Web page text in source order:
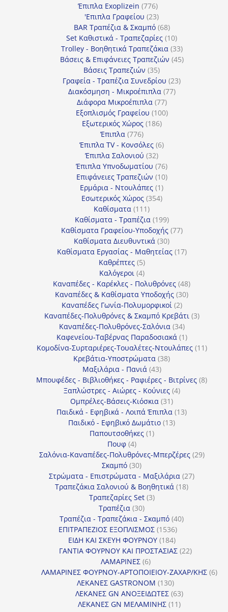
προϊόντα
Έπιπλα Exoplizein 776776
προϊόντα
'Επιπλα Γραφείου 2323
προϊόντα
BAR Τραπέζια & Σκαμπό 6868
προϊόντα
Set Καθιστικά - Τραπεζαρίες 1010
προϊόντα
Trolley - Βοηθητικά Τραπεζάκια 3333
προϊόντα
Βάσεις & Επιφάνειες Τραπεζιών 4545
Βάσεις Τραπεζιών 3535
προϊόντα
Γραφεία - Τραπέζια Συνεδρίου 2323
Διακόσμηση - Μικροέπιπλα 7777
Διάφορα Μικροέπιπλα 7777
προϊόντα
Εξοπλισμός Γραφείου 100100
Εξωτερικός Χώρος 186186
Έπιπλα 776776
προϊόντα
Έπιπλα TV - Κονσόλες 66
Έπιπλα Σαλονιού 3232
προϊόντα
Έπιπλα Υπνοδωματίου 7676
προϊόντα
Επιφάνειες Τραπεζιών 1010
Ερμάρια - Ντουλάπες 11
προϊόν
Εσωτερικός Χώρος 354354
Καθίσματα 111111
προϊόντα
Καθίσματα - Τραπέζια 199199
προϊόντα
Καθίσματα Γραφείου-Υποδοχής 7777
Καθίσματα Διευθυντικά 3030
προϊόντα
Καθίσματα Εργασίας - Μαθητείας 1717
Καθρέπτες 55
προϊόντα
Καλόγεροι 44
προϊόντα
Καναπέδες - Καρέκλες - Πολυθρόνες 4848
προϊόντα
Καναπέδες & Καθίσματα Υποδοχής 3030
Καναπέδες Γωνία-Πολυμορφικοί 22
προϊόντα
Καναπέδες-Πολυθρόνες & Σκαμπό Κρεβάτι 33
Καναπέδες-Πολυθρόνες-Σαλόνια 3434
προϊόντα
Καφενείου-Ταβέρνας Παραδοσιακά 11
προϊόν
Κομοδίνα-Συρταριέρες-Τουαλέτες-Ντουλάπες 1111
Κρεβάτια-Υποστρώματα 3838
Μαξιλάρια - Πανιά 4343
προϊόντα
Μπουφέδες - Βιβλιοθήκες - Ραφιέρες - Βιτρίνες 88
Ξαπλώστρες - Αιώρες - Κούνιες 44
Ομπρέλες-Βάσεις-Κιόσκια 3131
προϊόντα
Παιδικά - Εφηβικά - Λοιπά Έπιπλα 1313
Παιδικό - Εφηβικό Δωμάτιο 1313
Παπουτσοθήκες 11
Πουφ 44
προϊόντα
Σαλόνια-Καναπέδες-Πολυθρόνες-Μπερζέρες 2929
Σκαμπό 3030
προϊόντα
Στρώματα - Επιστρώματα - Μαξιλάρια 2727
Τραπεζάκια Σαλονιού & Βοηθητικά 1818
Τραπεζαρίες Set 33
Τραπέζια 3030
προϊόντα
Τραπέζια - Τραπεζάκια - Σκαμπό 4040
ΕΠΙΤΡΑΠΕΖΙΟΣ ΕΞΟΠΛΙΣΜΟΣ 15361536
προϊόντα
ΕΙΔΗ ΚΑΙ ΣΚΕΥΗ ΦΟΥΡΝΟΥ 184184
προϊόντα
ΓΑΝΤΙΑ ΦΟΥΡΝΟΥ ΚΑΙ ΠΡΟΣΤΑΣΙΑΣ 2222
ΛΑΜΑΡΙΝΕΣ 66
προϊόντα
ΛΑΜΑΡΙΝΕΣ ΦΟΥΡΝΟΥ-ΑΡΤΟΠΟΙΕΙΟΥ-ΖΑΧΑΡ/ΚΗΣ 66
ΛΕΚΑΝΕΣ GASTRONOM 130130
προϊόντα
ΛΕΚΑΝΕΣ GN ΑΝΟΞΕΙΔΩΤΕΣ 6363
ΛΕΚΑΝΕΣ GN ΜΕΛΑΜΙΝΗΣ 1111